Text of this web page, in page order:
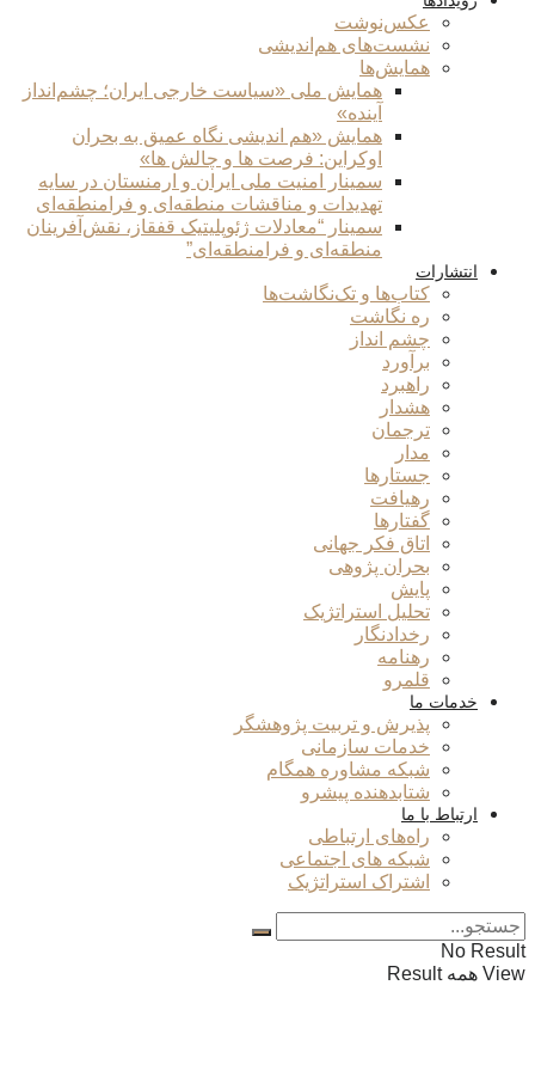
عکس‌نوشت
نشست‌های هم‌اندیشی
همایش‌ها
همایش ملی «سیاست خارجی ایران؛ چشم‌انداز
آینده»
همایش «هم اندیشی نگاه عمیق به بحران
اوکراین: فرصت ها و چالش ها»
سمینار امنیت ملی ایران و ارمنستان در سایه
تهدیدات و مناقشات منطقه‌ای و فرامنطقه‌ای
سمینار “معادلات ژئوپلیتیک قفقاز، نقش‌آفرینان
منطقه‌ای و فرامنطقه‌ای”
انتشارات
کتاب‌ها و تک‌نگاشت‌ها
ره نگاشت
چشم انداز
برآورد
راهبرد
هشدار
ترجمان
مدار
جستارها
رهیافت
گفتارها
اتاق فکر جهانی
بحران پژوهی
پایش
تحلیل استراتژیک
رخدادنگار
رهنامه
قلمرو
خدمات ما
پذیرش و تربیت پژوهشگر
خدمات سازمانی
شبکه مشاوره همگام
شتابدهنده پیشرو
ارتباط با ما
راه‌های ارتباطی
شبکه های اجتماعی
اشتراک استراتژیک
No Result
View همه Result